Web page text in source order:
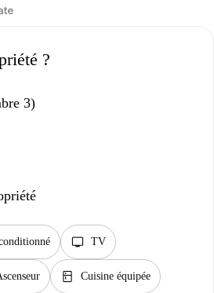
?
3)
tv TV
kitchen Cuisine équipée